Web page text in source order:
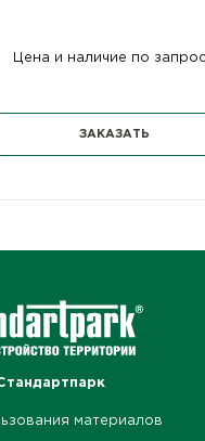
Цена и наличие по
ЗАКАЗАТЬ
материалов